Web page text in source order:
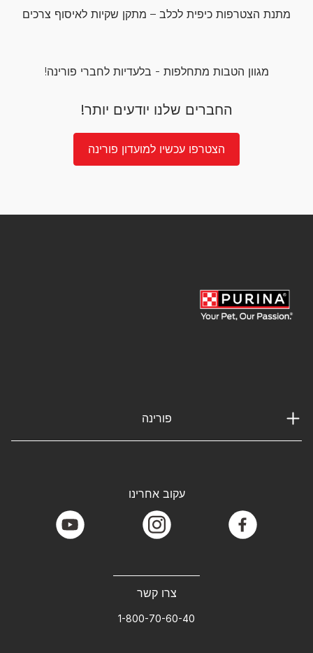
מתנת הצטרפות כיפית לכלב – מתקן שקיות לאיסוף צרכים
מגוון הטבות מתחלפות - בלעדיות לחברי פורינה!
החברים שלנו יודעים יותר!
הצטרפו עכשיו למועדון פורינה
פורינה
צרו קשר
1-800-70-60-40
עקוב אחרינו
facebook
instagram
youtube